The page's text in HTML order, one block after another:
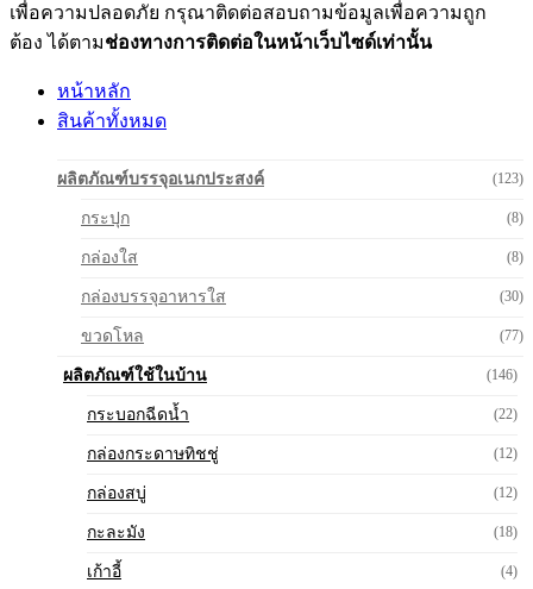
เพื่อความปลอดภัย กรุณาติดต่อสอบถามข้อมูลเพื่อความถูก
ต้อง ได้ตามช่องทางการติดต่อในหน้าเว็บไซด์เท่านั้น
หน้าหลัก
สินค้าทั้งหมด
ผลิตภัณฑ์บรรจุอเนกประสงค์ (123)
กระปุก (8)
กล่องใส (8)
กล่องบรรจุอาหารใส (30)
ขวดโหล (77)
ผลิตภัณฑ์ใช้ในบ้าน (146)
กระบอกฉีดน้ำ (22)
กล่องกระดาษทิชชู่ (12)
กล่องสบู่ (12)
กะละมัง (18)
เก้าอี้ (4)